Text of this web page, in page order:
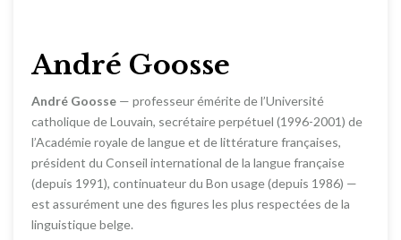
André Goosse
André Goosse — professeur émérite de l’Université
catholique de Louvain, secrétaire perpétuel (1996-2001) de
l’Académie royale de langue et de littérature françaises,
président du Conseil international de la langue française
(depuis 1991), continuateur du Bon usage (depuis 1986) —
est assurément une des figures les plus respectées de la
linguistique belge.